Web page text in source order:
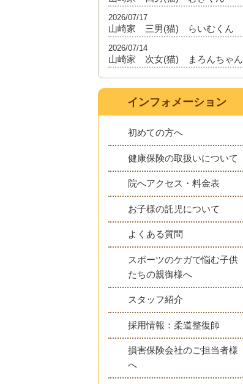
山崎家 三男(猫) らいむくん
2026/07/17
山崎家 次女(猫) まろんちゃん
2026/07/14
インフォメーション
初めての方へ
健康保険の取扱いについて
院へアクセス・料金表
お子様の託児について
よくある質問
スポーツのケガで悩む子供
たちの親御様へ
スタッフ紹介
採用情報：柔道整復師
損害保険会社のご担当者様
へ